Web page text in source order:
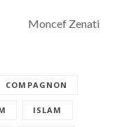
Moncef Zenati
COMPAGNON
ISLAM